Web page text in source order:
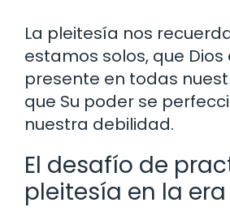
La pleitesía nos
estamos solos, que Dios
presente en todas
que Su poder se
nuestra debilidad.
El desafío de
pleitesía en la